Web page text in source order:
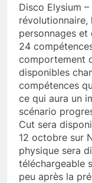
Disco Elysium
personnages et
24
comportement
disponibles
compétences
ce qui aura un
scénario
Cut sera
12 octobre sur
physique sera
téléchargeable
peu après la